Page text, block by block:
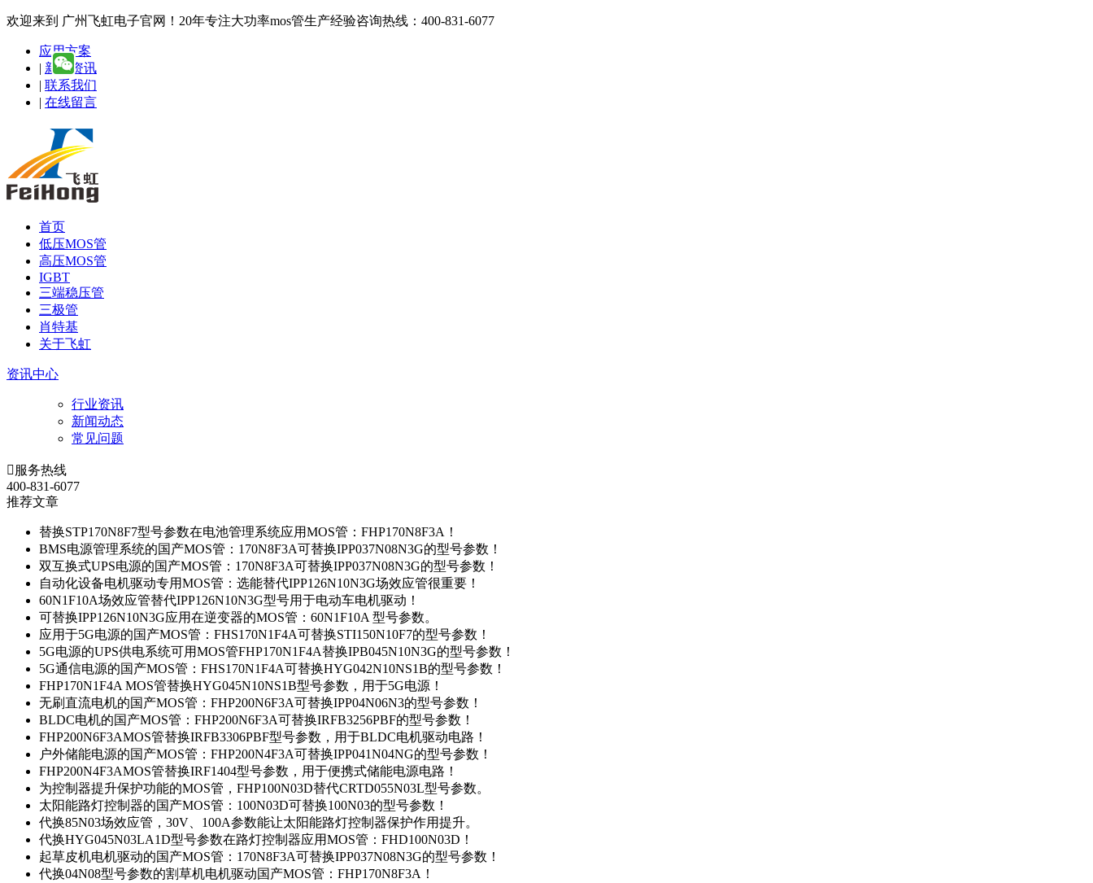
欢迎来到 广州飞虹电子官网！20年专注大功率mos管生产经验咨询热线：400-831-6077
应用方案
| 新闻资讯
| 联系我们
| 在线留言
首页
低压MOS管
高压MOS管
IGBT
三端稳压管
三极管
肖特基
关于飞虹
资讯中心
行业资讯
新闻动态
常见问题
 服务热线
400-831-6077
推荐文章
替换STP170N8F7型号参数在电池管理系统应用MOS管：FHP170N8F3A！
BMS电源管理系统的国产MOS管：170N8F3A可替换IPP037N08N3G的型号参数！
双互换式UPS电源的国产MOS管：170N8F3A可替换IPP037N08N3G的型号参数！
自动化设备电机驱动专用MOS管：选能替代IPP126N10N3G场效应管很重要！
60N1F10A场效应管替代IPP126N10N3G型号用于电动车电机驱动！
可替换IPP126N10N3G应用在逆变器的MOS管：60N1F10A 型号参数。
应用于5G电源的国产MOS管：FHS170N1F4A可替换STI150N10F7的型号参数！
5G电源的UPS供电系统可用MOS管FHP170N1F4A替换IPB045N10N3G的型号参数！
5G通信电源的国产MOS管：FHS170N1F4A可替换HYG042N10NS1B的型号参数！
FHP170N1F4A MOS管替换HYG045N10NS1B型号参数，用于5G电源！
无刷直流电机的国产MOS管：FHP200N6F3A可替换IPP04N06N3的型号参数！
BLDC电机的国产MOS管：FHP200N6F3A可替换IRFB3256PBF的型号参数！
FHP200N6F3AMOS管替换IRFB3306PBF型号参数，用于BLDC电机驱动电路！
户外储能电源的国产MOS管：FHP200N4F3A可替换IPP041N04NG的型号参数！
FHP200N4F3AMOS管替换IRF1404型号参数，用于便携式储能电源电路！
为控制器提升保护功能的MOS管，FHP100N03D替代CRTD055N03L型号参数。
太阳能路灯控制器的国产MOS管：100N03D可替换100N03的型号参数！
代换85N03场效应管，30V、100A参数能让太阳能路灯控制器保护作用提升。
代换HYG045N03LA1D型号参数在路灯控制器应用MOS管：FHD100N03D！
起草皮机电机驱动的国产MOS管：170N8F3A可替换IPP037N08N3G的型号参数！
代换04N08型号参数的割草机电机驱动国产MOS管：FHP170N8F3A！